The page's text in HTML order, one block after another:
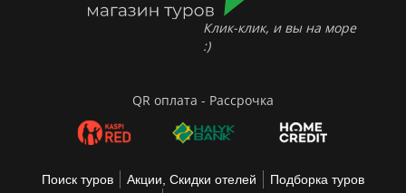
Клик-клик, и вы на море
:)
QR оплата - Рассрочка
Поиск туров Акции, Скидки отелей
Подборка туров